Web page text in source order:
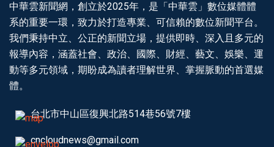
中華雲新聞網，創立於2025年，是「中華雲」數位媒體體
系的重要一環，致力於打造專業、可信賴的數位新聞平台。
我們秉持中立、公正的新聞立場，提供即時、深入且多元的
報導內容，涵蓋社會、政治、國際、財經、藝文、娛樂、運
動等多元領域，期盼成為讀者理解世界、掌握脈動的首選媒
體。
台北市中山區復興北路514巷56號7樓
cncloudnews@gmail.com